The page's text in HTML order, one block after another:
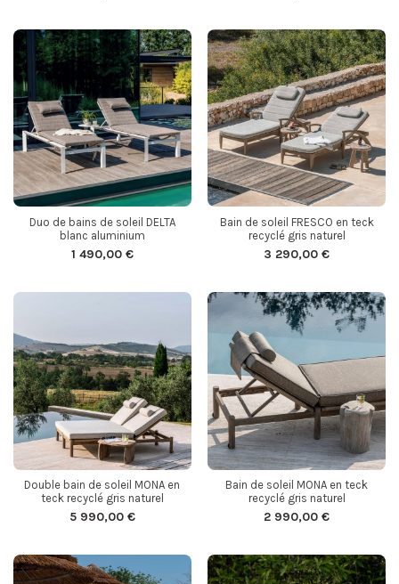
Duo de bains de soleil DELTA
blanc aluminium
1 490,00 €
Bain de soleil FRESCO en teck
recyclé gris naturel
3 290,00 €
Double bain de soleil MONA en
teck recyclé gris naturel
5 990,00 €
Bain de soleil MONA en teck
recyclé gris naturel
2 990,00 €